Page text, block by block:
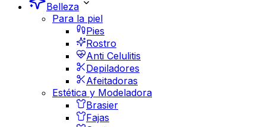
Belleza
Para la piel
Pies
Rostro
Anti Celulitis
Depiladores
Afeitadoras
Estética y Modeladora
Brasier
Fajas